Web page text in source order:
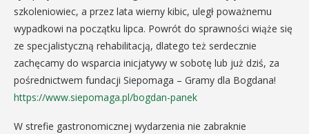
szkoleniowiec, a przez lata wierny kibic, uległ poważnemu
wypadkowi na początku lipca. Powrót do sprawności wiąże się
ze specjalistyczną rehabilitacją, dlatego też serdecznie
zachęcamy do wsparcia inicjatywy w sobotę lub już dziś, za
pośrednictwem fundacji Siepomaga – Gramy dla Bogdana!
https://www.siepomaga.pl/bogdan-panek
W strefie gastronomicznej wydarzenia nie zabraknie